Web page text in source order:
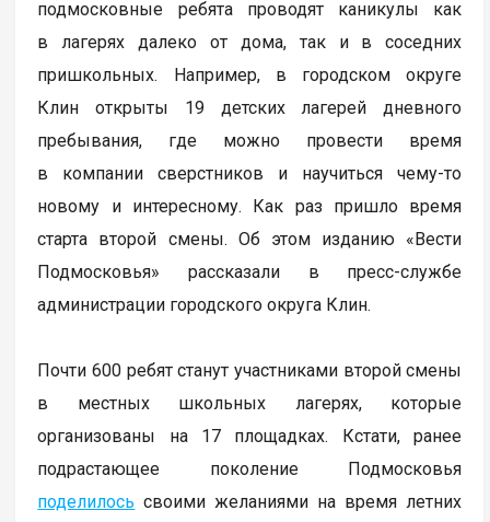
подмосковные ребята проводят каникулы как
в лагерях далеко от дома, так и в соседних
пришкольных. Например, в городском округе
Клин открыты 19 детских лагерей дневного
пребывания, где можно провести время
в компании сверстников и научиться чему-то
новому и интересному. Как раз пришло время
старта второй смены. Об этом изданию «Вести
Подмосковья» рассказали в пресс-службе
администрации городского округа Клин.
Почти 600 ребят станут участниками второй смены
в местных школьных лагерях, которые
организованы на 17 площадках. Кстати, ранее
подрастающее поколение Подмосковья
поделилось своими желаниями на время летних